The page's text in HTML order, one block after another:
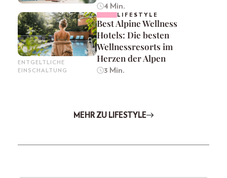
4 Min.
ENTGELTLICHE
EINSCHALTUNG
LIFESTYLE
Best Alpine Wellness
Hotels: Die besten
Wellnessresorts im
Herzen der Alpen
3 Min.
MEHR ZU LIFESTYLE